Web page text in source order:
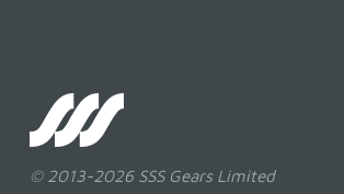
SSS
Clutch
© 2013-2026 SSS Gears Limited